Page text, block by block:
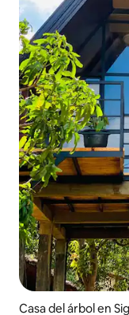
Casa del árbol en